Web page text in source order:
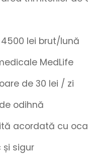
4500 lei brut/lună
MedLife
de 30 lei / zi
odihnă
acordată cu
și sigur